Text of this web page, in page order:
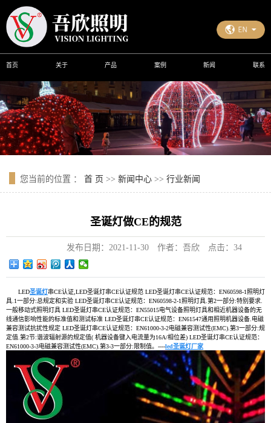
首页 关于 产品 案例 新闻 联系
您当前的位置 ： 首 页 >> 新闻中心 >> 行业新闻
圣诞灯做CE的规范
发布日期： 2021-11-30 作者： 吾欣 点击： 34
LED圣诞灯串CE认证,LED圣诞灯串CE认证规范 LED圣诞灯串CE认证规范：EN60598-1照明灯
具.1一部分:总规定和实验 LED圣诞灯串CE认证规范：EN60598-2-1照明灯具.第2一部分:特别要求.
一般移动式照明灯具 LED圣诞灯串CE认证规范：EN55015电气设备照明灯具和相近机器设备的无
线通信影响性能的标准值和测试标准 LED圣诞灯串CE认证规范：EN61547通用照明机器设备.电磁
兼容测试抗扰性规定 LED圣诞灯串CE认证规范：EN61000-3-2电磁兼容测试性(EMC).第3一部分:规
定值.第2节:谐波辐射源的规定值( 机器设备键入电流量为16A/相位差) LED圣诞灯串CE认证规范：
EN61000-3-3电磁兼容测试性(EMC).第3-3一部分:限制值。----led圣诞灯厂家